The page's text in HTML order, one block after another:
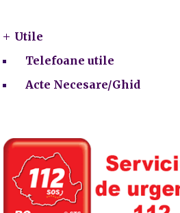
Utile
Telefoane utile
Acte Necesare/Ghid